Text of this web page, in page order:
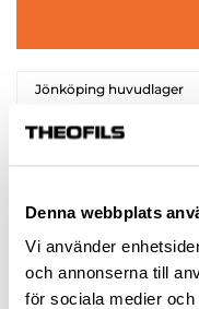
Denna webbplats
Vi använder
och annonserna till
för sociala medier
Jönköping huvudlager
Jönköping butik
Snabba
Hämta i butik
Ledande